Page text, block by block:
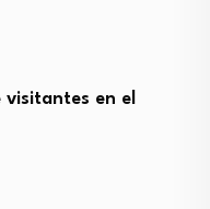
visitantes en el